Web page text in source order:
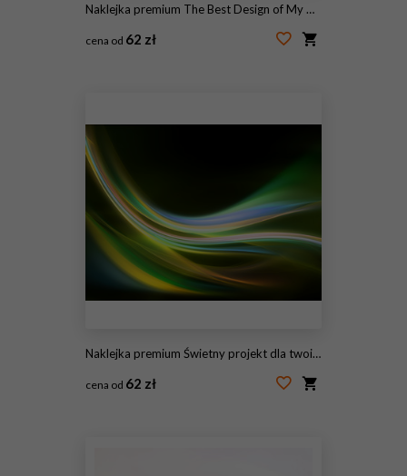
Naklejka premium The Best Design of My New Collection
cena od 62 zł
Naklejka premium Świetny projekt dla twoich kreatywnych projektów
cena od 62 zł